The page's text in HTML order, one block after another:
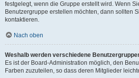
festgelegt, wenn die Gruppe erstellt wird. Wenn
Benutzergruppe erstellen möchten, dann sollten
kontaktieren.
Nach oben
Weshalb werden verschiedene
Es ist der Board-Administration möglich, den
Farben zuzuteilen, so dass deren Mitglieder